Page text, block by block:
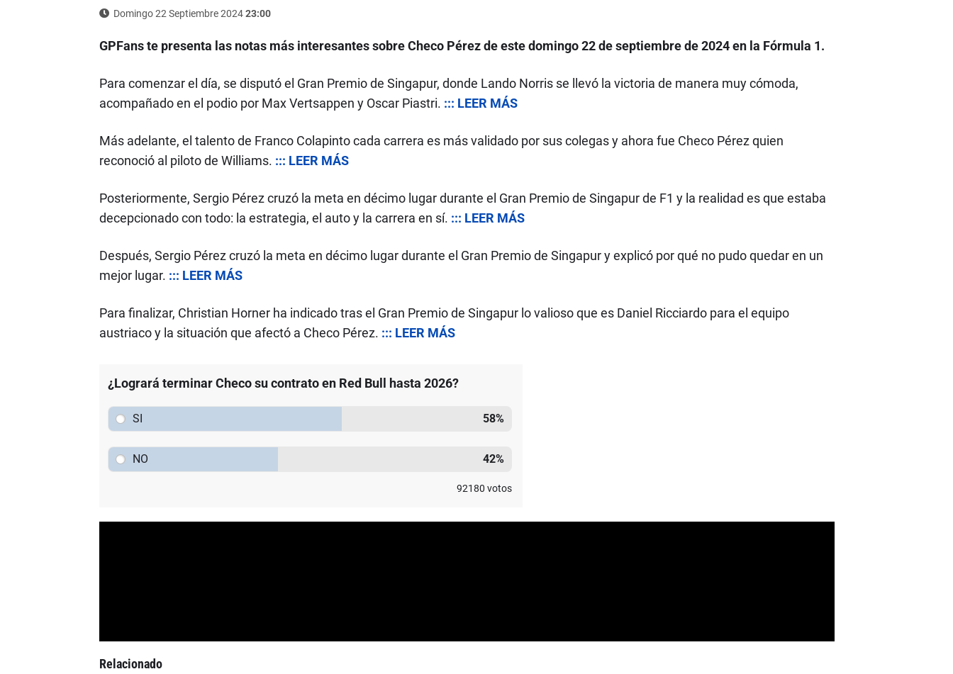
Domingo 22 Septiembre 202423:00
GPFans te presenta las notas más interesantes sobre Checo Pérez de este domingo 22 de septiembre de 2024 en la Fórmula 1.
Para comenzar el día, se disputó el Gran Premio de Singapur, donde Lando Norris se llevó la victoria de manera muy cómoda,
acompañado en el podio por Max Vertsappen y Oscar Piastri. ::: LEER MÁS
Más adelante, el talento de Franco Colapinto cada carrera es más validado por sus colegas y ahora fue Checo Pérez quien
reconoció al piloto de Williams. ::: LEER MÁS
Posteriormente, Sergio Pérez cruzó la meta en décimo lugar durante el Gran Premio de Singapur de F1 y la realidad es que estaba
decepcionado con todo: la estrategia, el auto y la carrera en sí. ::: LEER MÁS
Después, Sergio Pérez cruzó la meta en décimo lugar durante el Gran Premio de Singapur y explicó por qué no pudo quedar en un
mejor lugar. ::: LEER MÁS
Para finalizar, Christian Horner ha indicado tras el Gran Premio de Singapur lo valioso que es Daniel Ricciardo para el equipo
austriaco y la situación que afectó a Checo Pérez. ::: LEER MÁS
¿Logrará terminar Checo su contrato en Red Bull hasta 2026?
SI 58%
NO 42%
92180 votos
Relacionado